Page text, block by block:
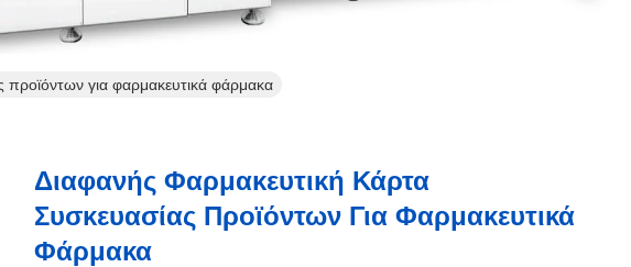
προϊόντων για φαρμακευτικά φάρμακα
Διαφανής Φαρμακευτική Κάρτα
Συσκευασίας Προϊόντων Για Φαρμακευτικά
Φάρμακα